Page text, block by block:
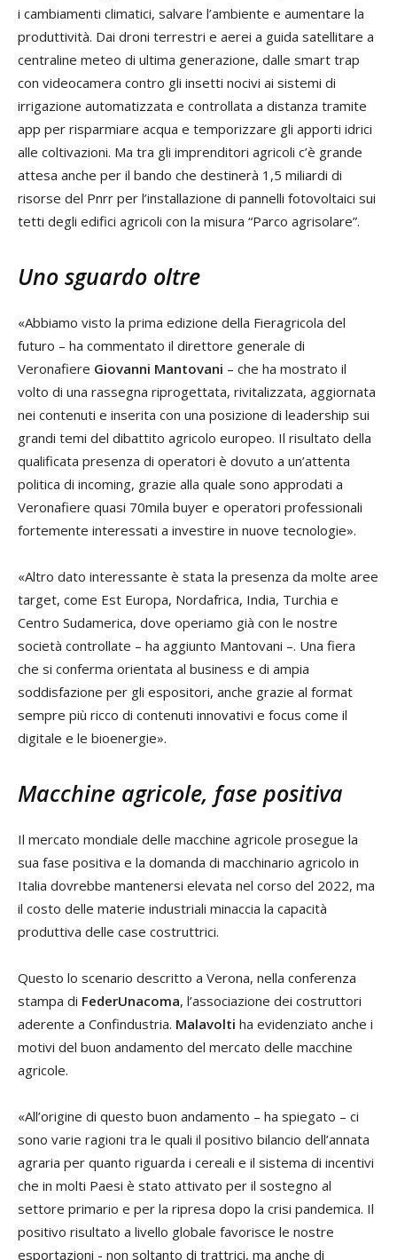
i cambiamenti climatici, salvare l’ambiente e aumentare la
produttività. Dai droni terrestri e aerei a guida satellitare a
centraline meteo di ultima generazione, dalle smart trap
con videocamera contro gli insetti nocivi ai sistemi di
irrigazione automatizzata e controllata a distanza tramite
app per risparmiare acqua e temporizzare gli apporti idrici
alle coltivazioni. Ma tra gli imprenditori agricoli c’è grande
attesa anche per il bando che destinerà 1,5 miliardi di
risorse del Pnrr per l’installazione di pannelli fotovoltaici sui
tetti degli edifici agricoli con la misura “Parco agrisolare”.
Uno sguardo oltre
«Abbiamo visto la prima edizione della Fieragricola del
futuro – ha commentato il direttore generale di
Veronafiere Giovanni Mantovani – che ha mostrato il
volto di una rassegna riprogettata, rivitalizzata, aggiornata
nei contenuti e inserita con una posizione di leadership sui
grandi temi del dibattito agricolo europeo. Il risultato della
qualificata presenza di operatori è dovuto a un’attenta
politica di incoming, grazie alla quale sono approdati a
Veronafiere quasi 70mila buyer e operatori professionali
fortemente interessati a investire in nuove tecnologie».
«Altro dato interessante è stata la presenza da molte aree
target, come Est Europa, Nordafrica, India, Turchia e
Centro Sudamerica, dove operiamo già con le nostre
società controllate – ha aggiunto Mantovani –. Una fiera
che si conferma orientata al business e di ampia
soddisfazione per gli espositori, anche grazie al format
sempre più ricco di contenuti innovativi e focus come il
digitale e le bioenergie».
Macchine agricole, fase positiva
Il mercato mondiale delle macchine agricole prosegue la
sua fase positiva e la domanda di macchinario agricolo in
Italia dovrebbe mantenersi elevata nel corso del 2022, ma
il costo delle materie industriali minaccia la capacità
produttiva delle case costruttrici.
Questo lo scenario descritto a Verona, nella conferenza
stampa di FederUnacoma, l’associazione dei costruttori
aderente a Confindustria. Malavolti ha evidenziato anche i
motivi del buon andamento del mercato delle macchine
agricole.
«All’origine di questo buon andamento – ha spiegato – ci
sono varie ragioni tra le quali il positivo bilancio dell’annata
agraria per quanto riguarda i cereali e il sistema di incentivi
che in molti Paesi è stato attivato per il sostegno al
settore primario e per la ripresa dopo la crisi pandemica. Il
positivo risultato a livello globale favorisce le nostre
esportazioni - non soltanto di trattrici, ma anche di